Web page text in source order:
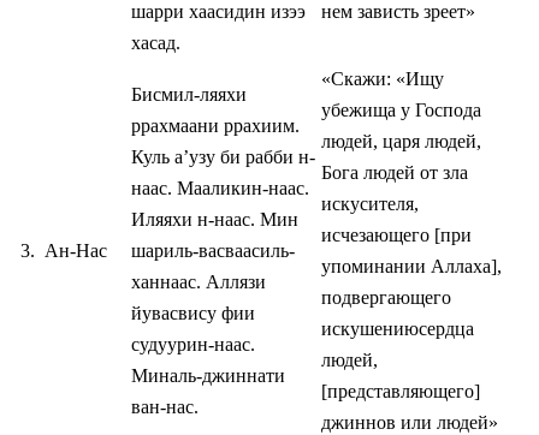
шарри хаасидин изээ
хасад.
нем зависть зреет»
3. Ан-Нас
Бисмил-ляяхи
ррахмаани ррахиим.
Куль а’узу би рабби н-
наас. Мааликин-наас.
Иляяхи н-наас. Мин
шариль-васваасиль-
ханнаас. Аллязи
йувасвису фии
судуурин-наас.
Миналь-джиннати
ван-нас.
«Скажи: «Ищу
убежища у Господа
людей, царя людей,
Бога людей от зла
искусителя,
исчезающего [при
упоминании Аллаха],
подвергающего
искушениюсердца
людей,
[представляющего]
джиннов или людей»